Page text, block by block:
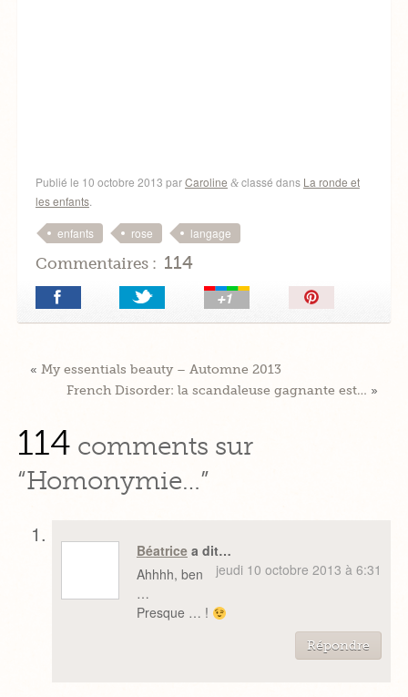
Publié le 10 octobre 2013 parCaroline &classé dans La ronde et
les enfants.
enfants , rose , langage
Commentaires : 114
Épingler!
« My essentials beauty – Automne 2013
French Disorder: la scandaleuse gagnante est… »
114 comments sur
“Homonymie…”
Béatricea dit…
jeudi 10 octobre 2013 à 6:31
Ahhhh, ben
…
Presque … !
Répondre